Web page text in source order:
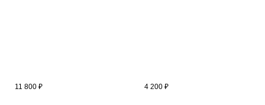
11 800 ₽ 4 200 ₽